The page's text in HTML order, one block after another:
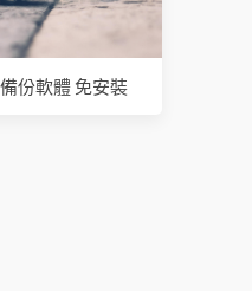
份軟體 免安裝